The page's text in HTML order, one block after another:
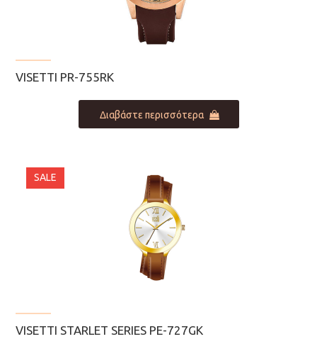
VISETTI PR-755RK
Διαβάστε περισσότερα
SALE
VISETTI STARLET SERIES PE-727GK